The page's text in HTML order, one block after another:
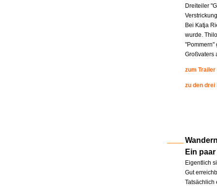
Dreiteiler
Bei Katja
wurde.
"Pommern"
Großvaters
zum Trailer
zu den
Ein
Eigentlich
Gut
Tatsächlich